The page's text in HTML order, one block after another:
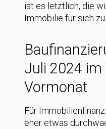
ist es letztlich, die
Immobilie für sich zu
Juli 2024 im
Vormonat
Für
eher etwas